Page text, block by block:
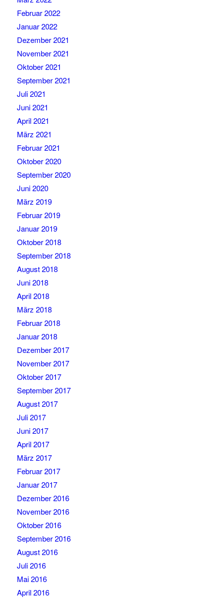
Februar 2022
Januar 2022
Dezember 2021
November 2021
Oktober 2021
September 2021
Juli 2021
Juni 2021
April 2021
März 2021
Februar 2021
Oktober 2020
September 2020
Juni 2020
März 2019
Februar 2019
Januar 2019
Oktober 2018
September 2018
August 2018
Juni 2018
April 2018
März 2018
Februar 2018
Januar 2018
Dezember 2017
November 2017
Oktober 2017
September 2017
August 2017
Juli 2017
Juni 2017
April 2017
März 2017
Februar 2017
Januar 2017
Dezember 2016
November 2016
Oktober 2016
September 2016
August 2016
Juli 2016
Mai 2016
April 2016